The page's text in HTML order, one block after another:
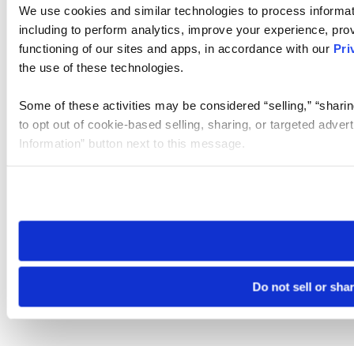
We use cookies and similar technologies to process
including to perform analytics, improve your experience,
functioning of our sites and apps, in accordance with our
the use of these technologies.
Some of these activities may be considered “selling,”
to opt out of cookie-based selling, sharing, or targeted
Information” button next to this message.
need to be set again.
Do not sell or